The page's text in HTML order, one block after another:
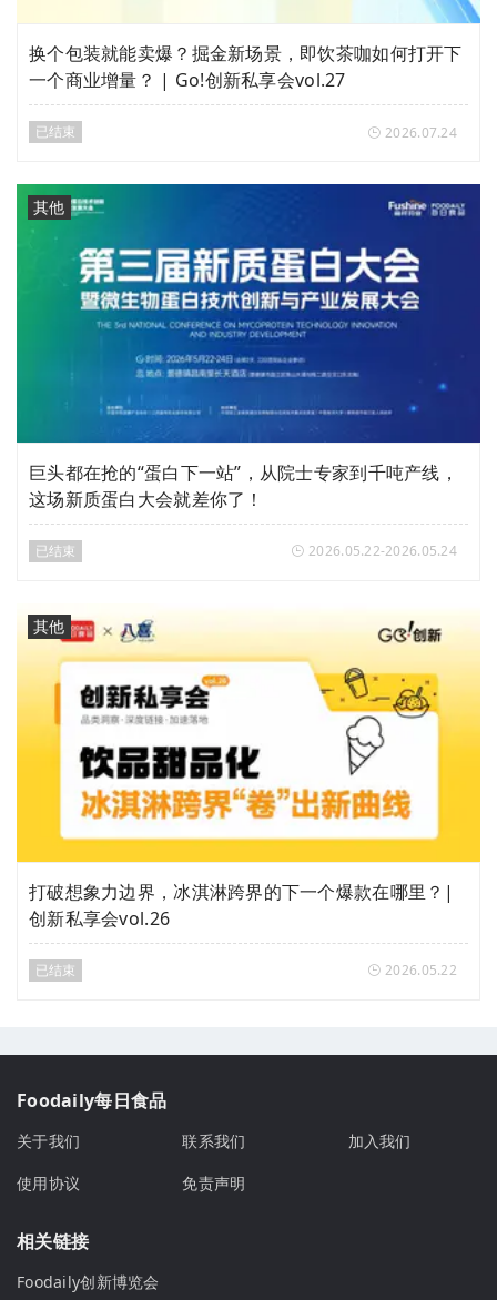
换个包装就能卖爆？掘金新场景，即饮茶咖如何打开下
一个商业增量？ | Go!创新私享会vol.27
已结束 2026.07.24
其他
巨头都在抢的“蛋白下一站”，从院士专家到千吨产线，
这场新质蛋白大会就差你了！
已结束 2026.05.22-2026.05.24
其他
打破想象力边界，冰淇淋跨界的下一个爆款在哪里？|
创新私享会vol.26
已结束 2026.05.22
Foodaily每日食品
关于我们 联系我们
加入我们
使用协议
免责声明
相关链接
Foodaily创新博览会